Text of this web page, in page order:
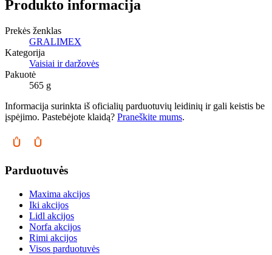
Produkto informacija
Prekės ženklas
GRALIMEX
Kategorija
Vaisiai ir daržovės
Pakuotė
565 g
Informacija surinkta iš oficialių parduotuvių leidinių ir gali keistis be
įspėjimo. Pastebėjote klaidą? Praneškite mums.
Parduotuvės
Maxima akcijos
Iki akcijos
Lidl akcijos
Norfa akcijos
Rimi akcijos
Visos parduotuvės